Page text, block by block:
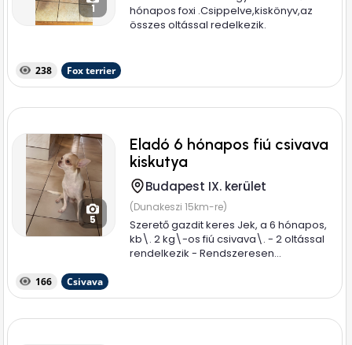
1
hónapos foxi .Csippelve,kiskönyv,az
összes oltással redelkezik.
238 Fox terrier
5
Eladó 6 hónapos fiú csivava
kiskutya
Budapest IX. kerület
(Dunakeszi 15km-re)
Szerető gazdit keres Jek, a 6 hónapos,
kb\. 2 kg\-os fiú csivava\. - 2 oltással
rendelkezik - Rendszeresen...
166 Csivava